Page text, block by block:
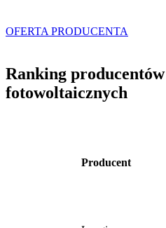
OFERTA PRODUCENTA
Ranking producentów
fotowoltaicznych
Producent